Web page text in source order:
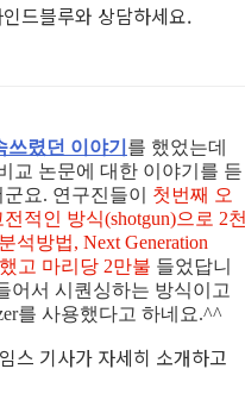
드블루와 상담하세요.
렸던 이야기 를 했었는데
교 논문에 대한 이야기를 듣
요. 연구진들이 첫번째 오
적인 방식(shotgun)으로 2천
석방법, Next Generation
고 마리당 2만불 들었답니
어서 시퀀싱하는 방식이고
를 사용했다고 하네요.^^
스 기사가 자세히 소개하고